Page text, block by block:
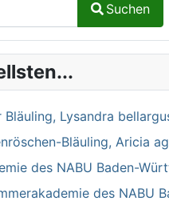
Suchen
Bläuling, Lysandra
Bläuling, Aricia
des NABU Baden-
des NABU